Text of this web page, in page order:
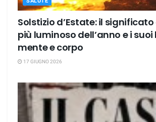
Solstizio d’Estate: il
più luminoso dell’anno e i
mente e corpo
17 GIUGNO 2026